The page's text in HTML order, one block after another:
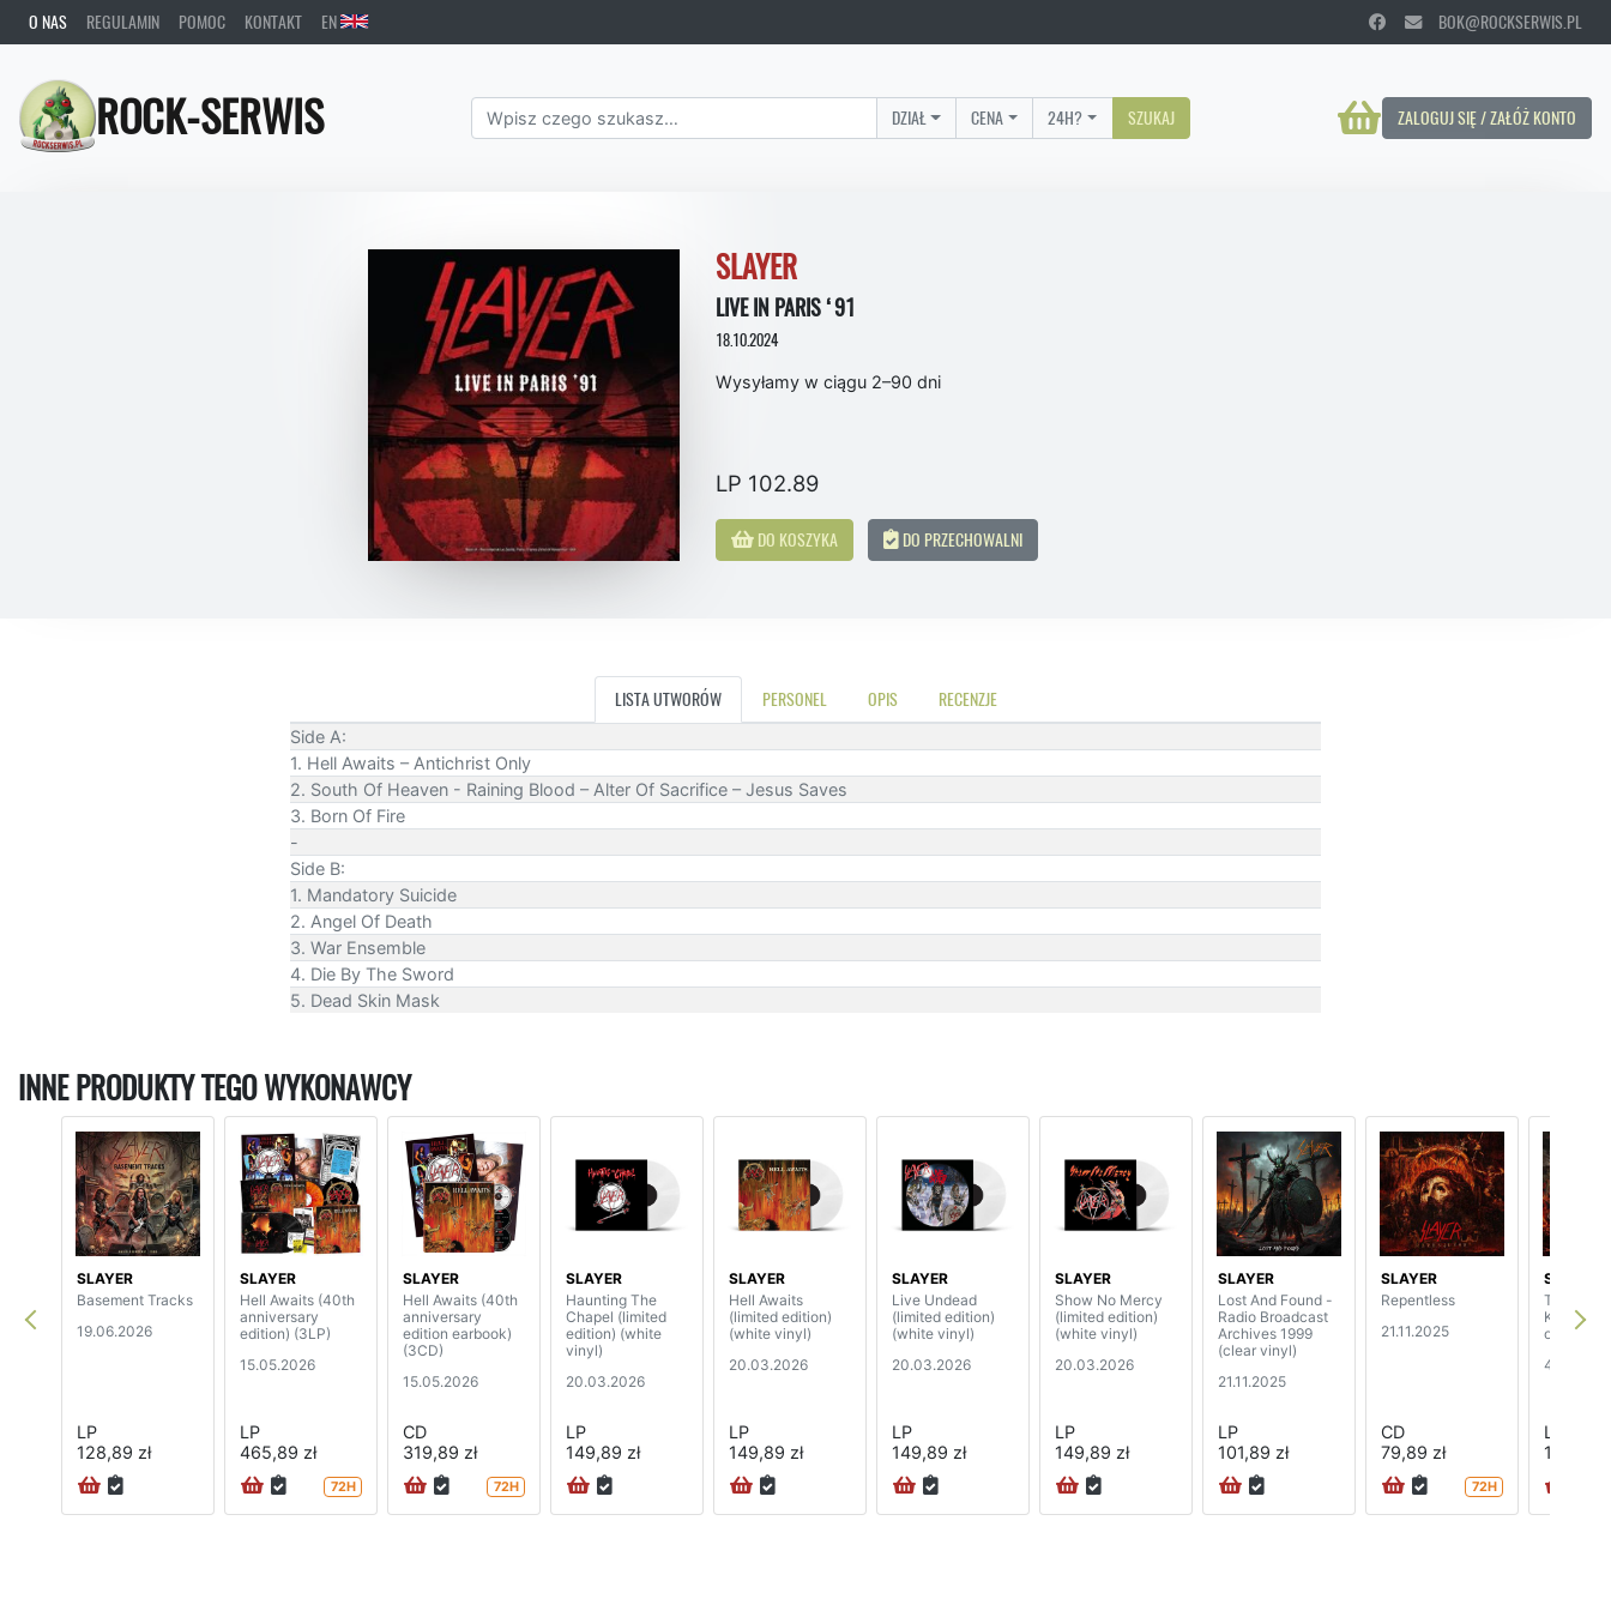
O NAS REGULAMIN POMOC KONTAKT EN BOK@ROCKSERWIS.PL
ROCK-SERWIS ZALOGUJ SIĘ / ZAŁÓŻ KONTO
DZIAŁ CENA 24H? SZUKAJ
SLAYER
LIVE IN PARIS ‘91
18.10.2024
Wysyłamy w ciągu 2–90 dni
LP 102.89
DO KOSZYKA DO PRZECHOWALNI
LISTA UTWORÓW PERSONEL OPIS RECENZJE
Side A:
1. Hell Awaits – Antichrist Only
2. South Of Heaven - Raining Blood – Alter Of Sacrifice – Jesus Saves
3. Born Of Fire
-
Side B:
1. Mandatory Suicide
2. Angel Of Death
3. War Ensemble
4. Die By The Sword
5. Dead Skin Mask
INNE PRODUKTY TEGO WYKONAWCY
SLAYER
Basement Tracks
19.06.2026
LP
128,89 zł
SLAYER
Hell Awaits (40th
anniversary
edition) (3LP)
15.05.2026
LP
465,89 zł
72H
SLAYER
Hell Awaits (40th
anniversary
edition earbook)
(3CD)
15.05.2026
CD
319,89 zł
72H
SLAYER
Haunting The
Chapel (limited
edition) (white
vinyl)
20.03.2026
LP
149,89 zł
SLAYER
Hell Awaits
(limited edition)
(white vinyl)
20.03.2026
LP
149,89 zł
SLAYER
Live Undead
(limited edition)
(white vinyl)
20.03.2026
LP
149,89 zł
SLAYER
Show No Mercy
(limited edition)
(white vinyl)
20.03.2026
LP
149,89 zł
SLAYER
Lost And Found -
Radio Broadcast
Archives 1999
(clear vinyl)
21.11.2025
LP
101,89 zł
SLAYER
Repentless
21.11.2025
CD
79,89 zł
72H
SLAYER
The
Killogy
orange
4.07.2025
LP
152,89